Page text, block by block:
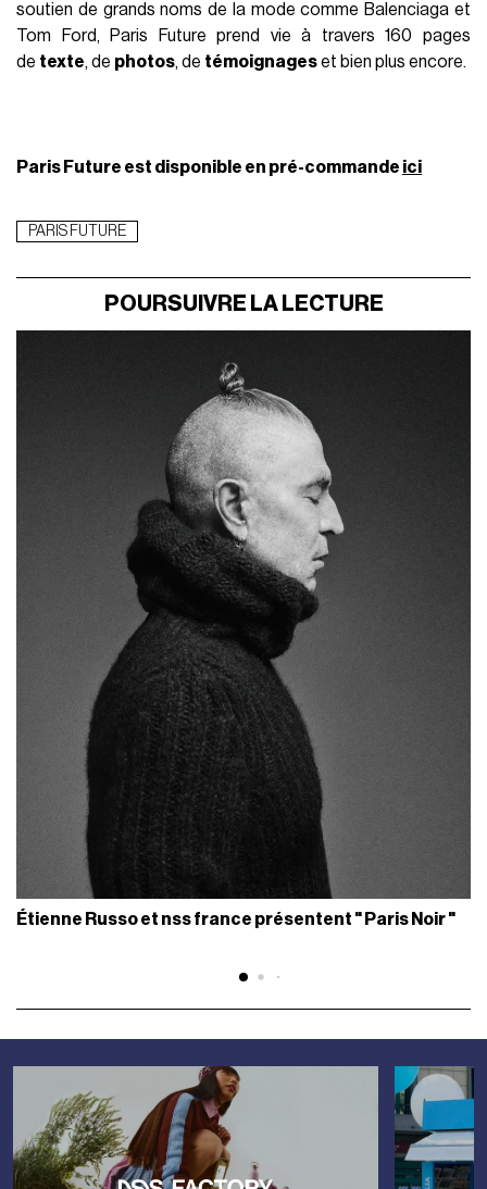
soutien de grands noms de la mode comme Balenciaga et
Tom Ford, Paris Future prend vie à travers 160 pages
de texte, de photos, de témoignageset bien plus encore.
Paris Future est disponible en pré-commande ici
PARIS FUTURE
POURSUIVRE LA LECTURE
Étienne Russo et nss france présentent " Paris Noir "